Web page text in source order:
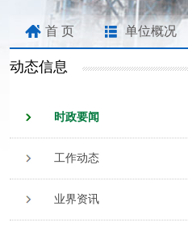
首 页 单位概况
动态信息
时政要闻
工作动态
业界资讯